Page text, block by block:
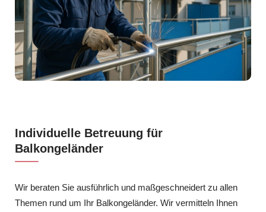
Individuelle Betreuung für
Balkongeländer
Wir beraten Sie ausführlich und maßgeschneidert zu allen
Themen rund um Ihr Balkongeländer. Wir vermitteln Ihnen